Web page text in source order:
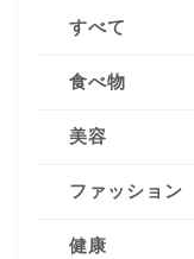
すべて
食べ物
美容
ファッション
健康